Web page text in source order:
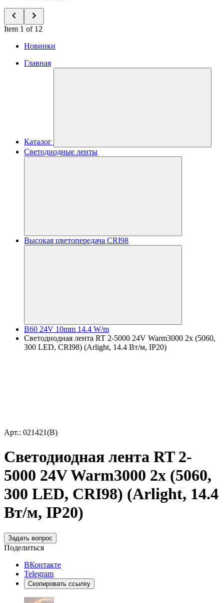
Item 1 of 12
Новинки
Главная
Каталог
Светодиодные ленты
Высокая цветопередача CRI98
B60 24V 10mm 14.4 W/m
Светодиодная лента RT 2-5000 24V Warm3000 2x (5060,
300 LED, CRI98) (Arlight, 14.4 Вт/м, IP20)
Арт.: 021421(B)
Светодиодная лента RT 2-
5000 24V Warm3000 2x (5060,
300 LED, CRI98) (Arlight, 14.4
Вт/м, IP20)
Задать вопрос
Поделиться
ВКонтакте
Telegram
Скопировать ссылку